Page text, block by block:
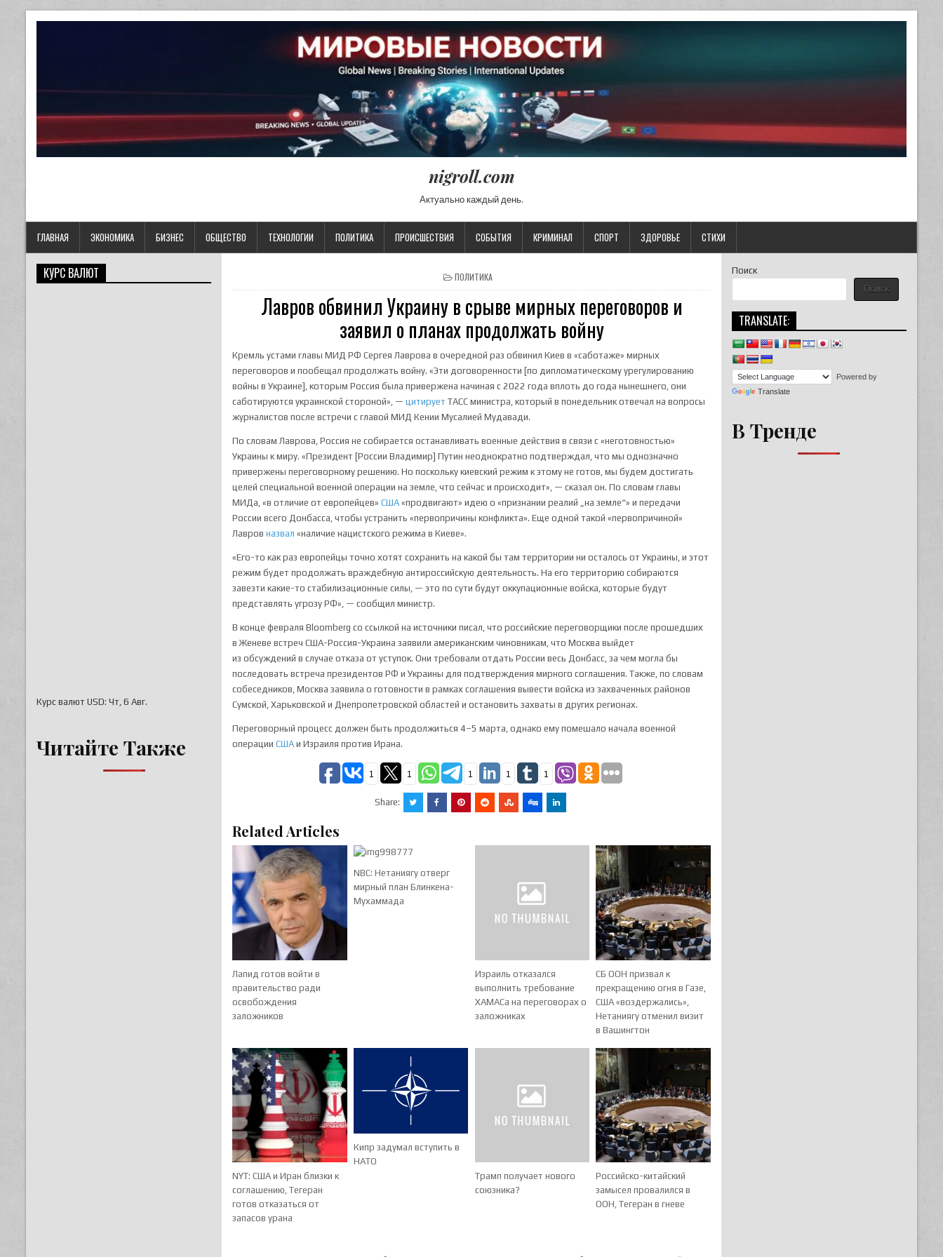
nigroll.com
Актуально каждый день.
ГЛАВНАЯ ЭКОНОМИКА БИЗНЕС ОБЩЕСТВО ТЕХНОЛОГИИ ПОЛИТИКА ПРОИСШЕСТВИЯ СОБЫТИЯ КРИМИНАЛ СПОРТ ЗДОРОВЬЕ СТИХИ
POSTED IN
ПОЛИТИКА
Лавров обвинил Украину в срыве мирных переговоров и
заявил о планах продолжать войну
Кремль устами главы МИД РФ Сергея Лаврова в очередной раз обвинил Киев в «саботаже» мирных
переговоров и пообещал продолжать войну. «Эти договоренности [по дипломатическому урегулированию
войны в Украине], которым Россия была привержена начиная с 2022 года вплоть до года нынешнего, они
саботируются украинской стороной», —цитирует ТАСС министра, который в понедельник отвечал на вопросы
журналистов после встречи с главой МИД Кении Мусалией Мудавади.
По словам Лаврова, Россия не собирается останавливать военные действия в связи с «неготовностью»
Украины к миру. «Президент [России Владимир] Путин неоднократно подтверждал, что мы однозначно
привержены переговорному решению. Но поскольку киевский режим к этому не готов, мы будем достигать
целей специальной военной операции на земле, что сейчас и происходит», — сказал он. По словам главы
МИДа, «в отличие от европейцев»США «продвигают» идею о «признании реалий „на земле“» и передачи
России всего Донбасса, чтобы устранить «первопричины конфликта». Еще одной такой «первопричиной»
Лавровназвал «наличие нацистского режима в Киеве».
«Его-то как раз европейцы точно хотят сохранить на какой бы там территории ни осталось от Украины, и этот
режим будет продолжать враждебную антироссийскую деятельность. На его территорию собираются
завезти какие-то стабилизационные силы, — это по сути будут оккупационные войска, которые будут
представлять угрозу РФ», — сообщил министр.
В конце февраля Bloomberg со ссылкой на источники писал, что российские переговорщики после прошедших
в Женеве встреч США-Россия-Украина заявили американским чиновникам, что Москва выйдет
из обсуждений в случае отказа от уступок. Они требовали отдать России весь Донбасс, за чем могла бы
последовать встреча президентов РФ и Украины для подтверждения мирного соглашения. Также, по словам
собеседников, Москва заявила о готовности в рамках соглашения вывести войска из захваченных районов
Сумской, Харьковской и Днепропетровской областей и остановить захваты в других регионах.
Переговорный процесс должен быть продолжиться 4–5 марта, однако ему помешало начала военной
операцииСША и Израиля против Ирана.
1 1 1 1 1
Share:
Related Articles
Лапид готов войти в
правительство ради
освобождения
заложников
NBC: Нетаниягу отверг
мирный план Блинкена-
Мухаммада
Израиль отказался
выполнить требование
ХАМАСа на переговорах о
заложниках
СБ ООН призвал к
прекращению огня в Газе,
США «воздержались»,
Нетаниягу отменил визит
в Вашингтон
NYT: США и Иран близки к
соглашению, Тегеран
готов отказаться от
запасов урана
Кипр задумал вступить в
НАТО
Трамп получает нового
союзника?
Российско-китайский
замысел провалился в
ООН, Тегеран в гневе
Поиск
Поиск
TRANSLATE:
Powered by
Translate
В Тренде
КУРС ВАЛЮТ
Курс валют USD: Чт, 6 Авг.
Читайте Также